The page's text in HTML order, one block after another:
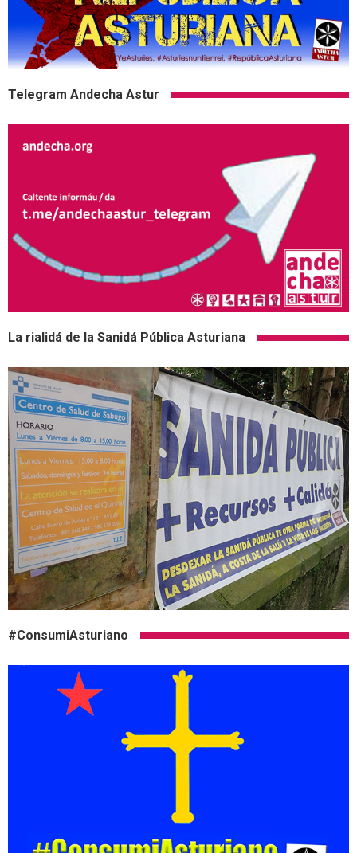
Telegram Andecha Astur
La rialidá de la Sanidá Pública Asturiana
#ConsumiAsturiano